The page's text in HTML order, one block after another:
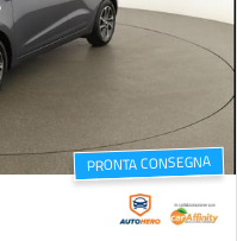
PRONTA CONSEGNA